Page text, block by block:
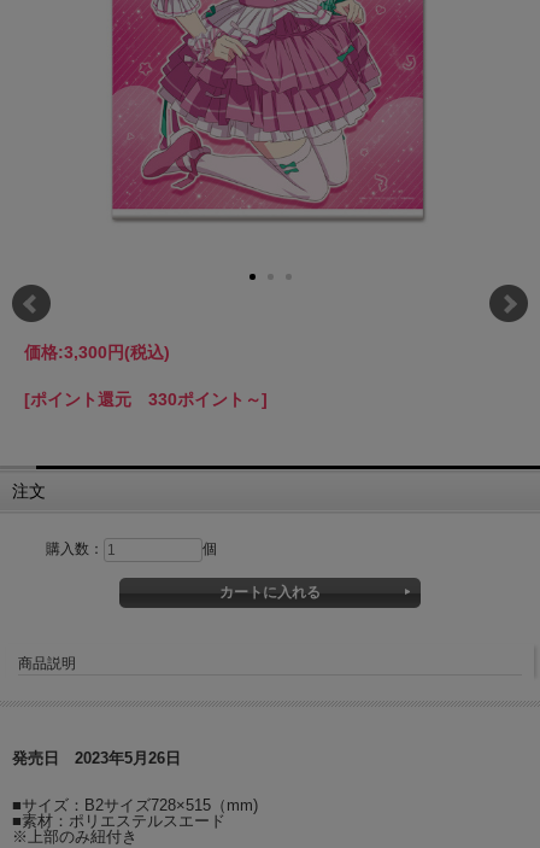
価格:3,300円(税込)
[ポイント還元 330ポイント～]
注文
購入数： 個
商品説明
発売日 2023年5月26日
■サイズ：B2サイズ728×515（mm)
■素材：ポリエステルスエード
※上部のみ紐付き